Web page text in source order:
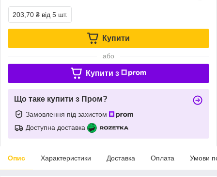
203,70 ₴ від 5 шт.
Купити
або
Купити з
Що таке купити з Пром?
Замовлення під захистом
Доступна доставка
Опис Характеристики Доставка Оплата Умови